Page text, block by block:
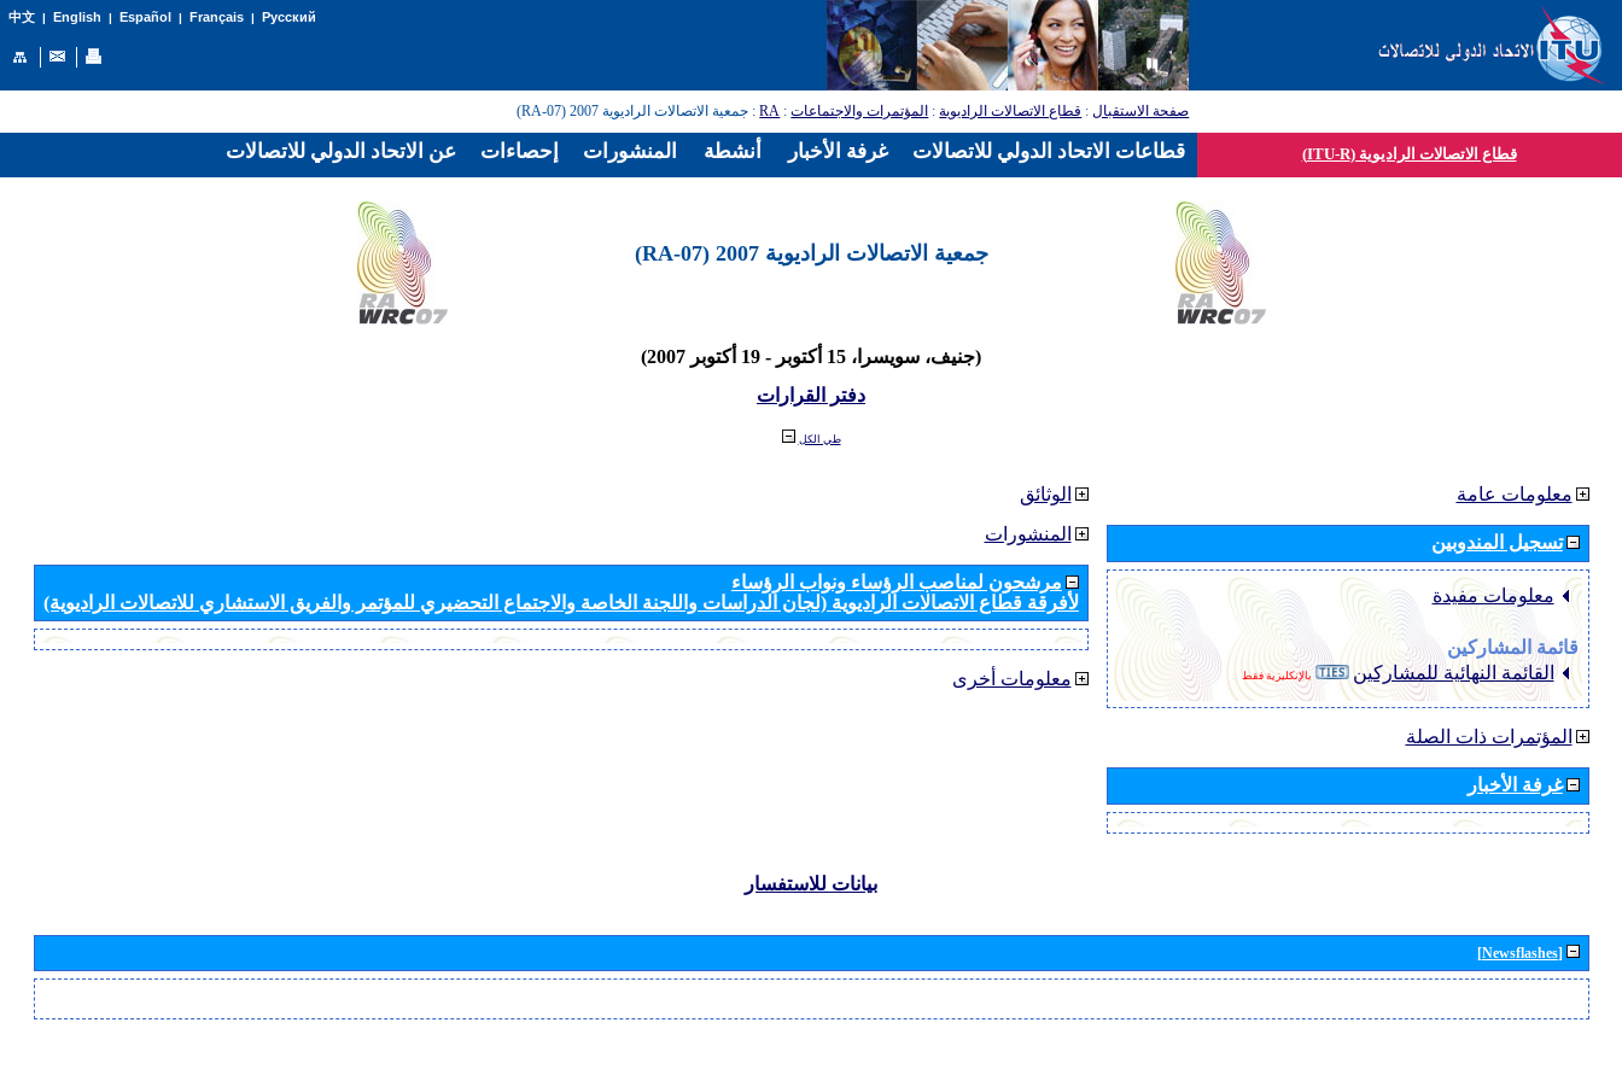
中文| English | Español | Français| Русский
صفحة الاستقبال: قطاع الاتصالات الراديوية: المؤتمرات والاجتماعات:
RA: جمعية الاتصالات الراديوية 2007 (RA-07)
قطاع الاتصالات الراديوية (ITU-R)
جمعية الاتصالات الراديوية 2007 (RA-07)
(جنيف، سويسرا، 15 أكتوبر - 19 أكتوبر 2007)
دفتر القرارات
طي الكل
الوثائق
المنشورات
مرشحون لمناصب الرؤساء ونواب الرؤساء
لأفرقة قطاع الاتصالات الراديوية (لجان الدراسات واللجنة الخاصة والاجتماع التحضيري للمؤتمر والفريق الاستشاري للاتصالات الراديوية)
معلومات أخرى
معلومات عامة
تسجيل المندوبين
معلومات مفيدة
قائمة المشاركين
القائمة النهائية للمشاركين
بالإنكليزية فقط
المؤتمرات ذات الصلة
غرفة الأخبار
بيانات للاستفسار
[Newsflashes]
عن الاتحاد الدولي للاتصالات إحصاءات المنشورات أنشطة غرفة الأخبار قطاعات الاتحاد الدولي للاتصالات